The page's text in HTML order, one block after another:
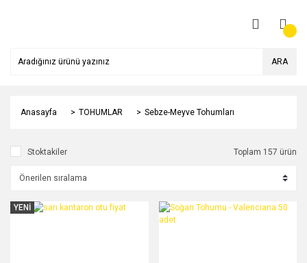
ARA
Anasayfa TOHUMLAR Sebze-Meyve Tohumları
Stoktakiler Toplam 157 ürün
YENİ